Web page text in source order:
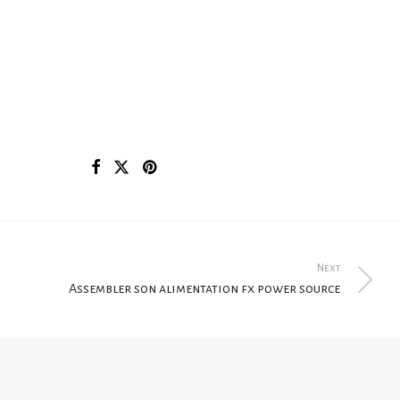
Next
Assembler son alimentation fx power source